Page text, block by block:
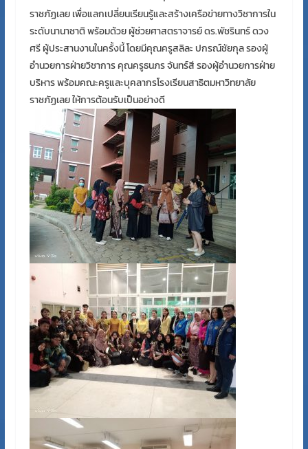
ราชภัฏเลย เพื่อแลกเปลี่ยนเรียนรู้และสร้างเครือข่ายทางวิชาการใน
ระดับนานาชาติ พร้อมด้วย ผู้ช่วยศาสตราจารย์ ดร.พัชรินทร์ ดวง
ศรี ผู้ประสานงานในครั้งนี้ โดยมีคุณครูสลิละ ปกรณ์ชัยกุล รองผู้
อำนวยการฝ่ายวิชาการ คุณครูธนภร จันทร์สี รองผู้อำนวยการฝ่าย
บริหาร พร้อมคณะครูและบุคลากรโรงเรียนสาธิตมหาวิทยาลัย
ราชภัฏเลย ให้การต้อนรับเป็นอย่างดี